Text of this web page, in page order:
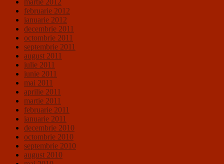
martie 2012
februarie 2012
ianuarie 2012
decembrie 2011
octombrie 2011
septembrie 2011
august 2011
iulie 2011
iunie 2011
mai 2011
aprilie 2011
martie 2011
februarie 2011
ianuarie 2011
decembrie 2010
octombrie 2010
septembrie 2010
august 2010